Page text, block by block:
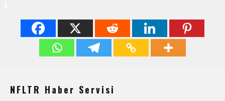
NFLTR Haber Servisi